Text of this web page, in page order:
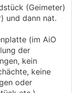
(Geimeter)
und dann nat.
(im AiO
der
kein
keine
oder